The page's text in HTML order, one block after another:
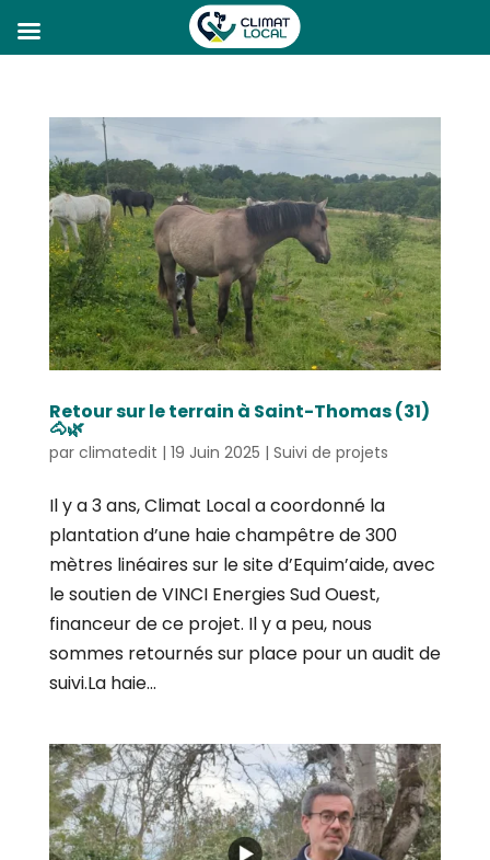
Retour sur le terrain à Saint-Thomas (31)
🐴🌿
par climatedit | 19 Juin 2025 | Suivi de projets
Il y a 3 ans, Climat Local a coordonné la
plantation d’une haie champêtre de 300
mètres linéaires sur le site d’Equim’aide, avec
le soutien de VINCI Energies Sud Ouest,
financeur de ce projet. Il y a peu, nous
sommes retournés sur place pour un audit de
suivi.La haie...